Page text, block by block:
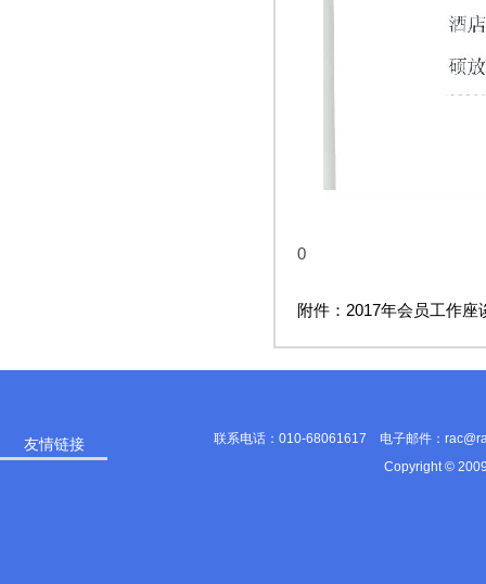
0
附件：2017年会员工作座
友情链接
联系电话：010-68061617 电子邮件：
Copyright ©